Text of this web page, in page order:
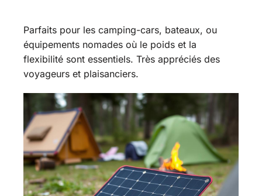
Parfaits pour les camping-cars, bateaux, ou
équipements nomades où le poids et la
flexibilité sont essentiels. Très appréciés des
voyageurs et plaisanciers.